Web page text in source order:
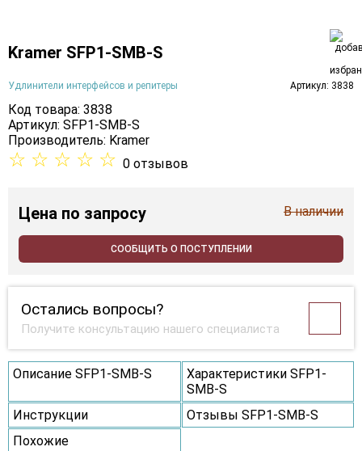
Kramer SFP1-SMB-S
Удлинители интерфейсов и репитеры Артикул: 3838
Код товара: 3838
Артикул: SFP1-SMB-S
Производитель: Kramer
☆ ☆ ☆ ☆ ☆ 0 отзывов
Цена по запросу В наличии
СООБЩИТЬ О ПОСТУПЛЕНИИ
Остались вопросы?
Получите консультацию нашего специалиста
Описание SFP1-SMB-S
Характеристики SFP1-
SMB-S
Инструкции
Отзывы SFP1-SMB-S
Похожие